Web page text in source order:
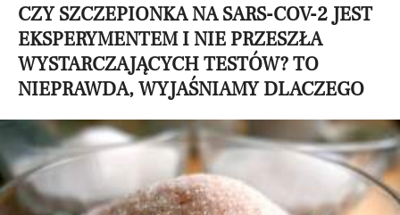
CZY SZCZEPIONKA NA SARS-COV-2 JEST
EKSPERYMENTEM I NIE PRZESZŁA
WYSTARCZAJĄCYCH TESTÓW? TO
NIEPRAWDA, WYJAŚNIAMY DLACZEGO